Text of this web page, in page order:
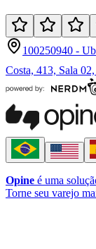
100250940 -
Costa, 413, Sala
Opine é uma
Torne seu varejo